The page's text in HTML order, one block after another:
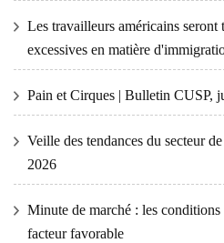
Les travailleurs américains seront
excessives en matière
Pain et Cirques | Bulletin CUSP,
Veille des tendances du secteur
2026
Minute de marché : les
facteur favorable